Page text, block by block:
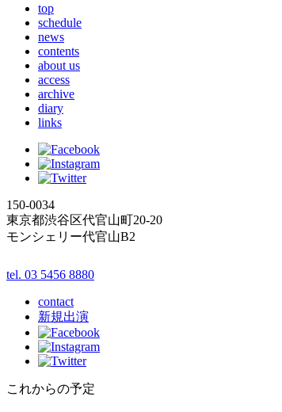
top
schedule
news
contents
about us
access
archive
diary
links
150-0034
東京都渋谷区代官山町20-20
モンシェリー代官山B2
tel. 03 5456 8880
contact
新規出演
これからの予定